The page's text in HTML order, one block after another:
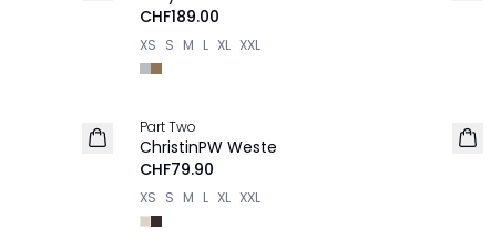
CHF189.00
XS S M L XL XXL
NEU
Part Two
ChristinPW Weste
CHF79.90
XS S M L XL XXL